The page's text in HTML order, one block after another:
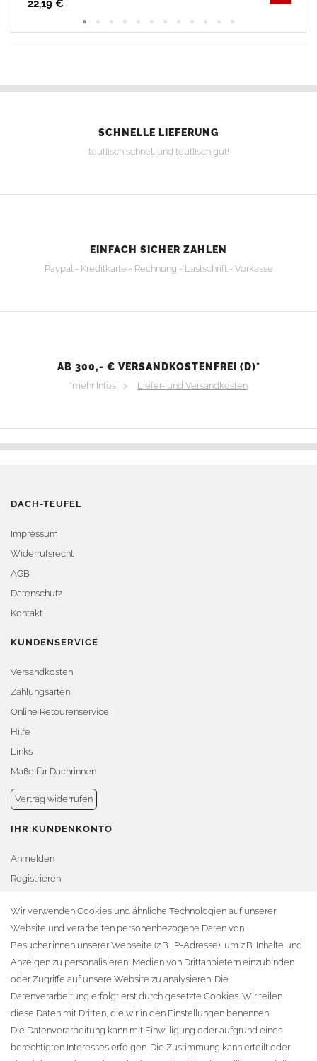
22,19 €
SCHNELLE LIEFERUNG
teuflisch schnell und teuflisch gut!
EINFACH SICHER ZAHLEN
Paypal - Kreditkarte - Rechnung - Lastschrift - Vorkasse
AB 300,- € VERSANDKOSTENFREI (D)*
*mehr Infos > Liefer- und Versandkosten
DACH-TEUFEL
Impressum
Widerrufsrecht
AGB
Datenschutz
Kontakt
KUNDENSERVICE
Versandkosten
Zahlungsarten
Online Retourenservice
Hilfe
Links
Maße für Dachrinnen
Vertrag widerrufen
IHR KUNDENKONTO
Anmelden
Registrieren
Warenkorb
Zur Kasse
KONTAKT
Fa. Steffen Jost
Söbrigener Weg 50
D-01796 Pirna
Wir verwenden Cookies und ähnliche Technologien auf unserer
Website und verarbeiten personenbezogene Daten von
Besucher:innen unserer Webseite (z.B. IP-Adresse), um z.B. Inhalte und
Anzeigen zu personalisieren, Medien von Drittanbietern einzubinden
oder Zugriffe auf unsere Website zu analysieren. Die
Datenverarbeitung erfolgt erst durch gesetzte Cookies. Wir teilen
diese Daten mit Dritten, die wir in den Einstellungen benennen.
Die Datenverarbeitung kann mit Einwilligung oder aufgrund eines
berechtigten Interesses erfolgen. Die Zustimmung kann erteilt oder